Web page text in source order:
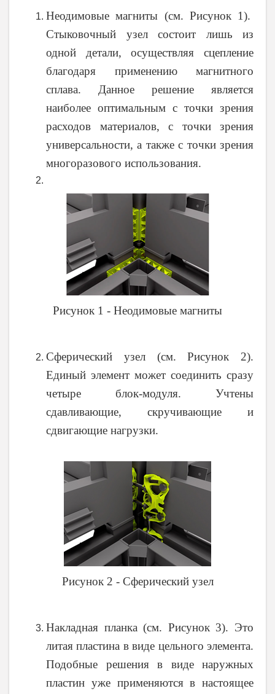
Неодимовые магниты (см. Рисунок 1).
Стыковочный узел состоит лишь из
одной детали, осуществляя сцепление
благодаря применению магнитного
сплава. Данное решение является
наиболее оптимальным с точки зрения
расходов материалов, с точки зрения
универсальности, а также с точки зрения
многоразового использования.
Рисунок 1 - Неодимовые магниты
Сферический узел (см. Рисунок 2).
Единый элемент может соединить сразу
четыре блок-модуля. Учтены
сдавливающие, скручивающие и
сдвигающие нагрузки.
Рисунок 2 - Сферический узел
Накладная планка (см. Рисунок 3). Это
литая пластина в виде цельного элемента.
Подобные решения в виде наружных
пластин уже применяются в настоящее